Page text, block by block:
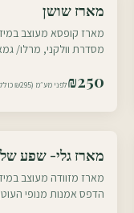
עוטף צפון
מארז שושן
₪250 לפני מע״מ (₪295 כולל מע״מ)
עוטף צפון
ועוד
הדפס אמנות מנופי